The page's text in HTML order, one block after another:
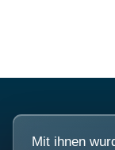
Mit ihnen